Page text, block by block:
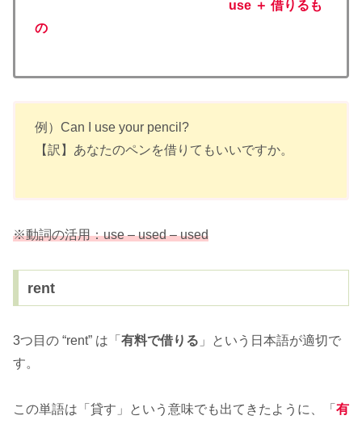
use ＋ 借りるも
の
例）Can I use your pencil?
【訳】あなたのペンを借りてもいいですか。
※動詞の活用：use – used – used
rent
3つ目の “rent” は「 有料で借りる 」という日本語が適切で
す。
この単語は「貸す」という意味でも出てきたように、「 有